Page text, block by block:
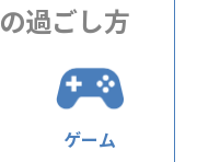
の過ごし方
ゲーム